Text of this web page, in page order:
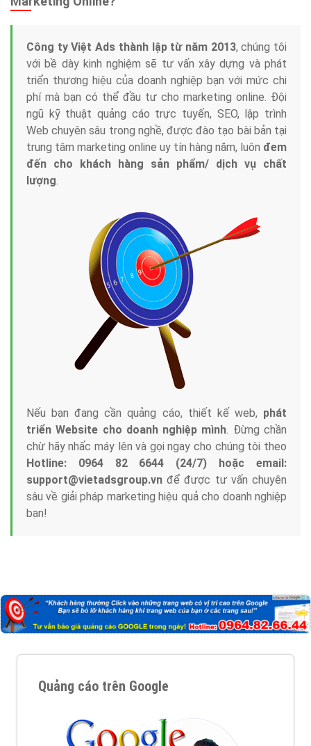
Công ty Việt Ads thành lập từ năm 2013, chúng tôi
với bề dày kinh nghiệm sẽ tư vấn xây dựng và phát
triển thương hiệu của doanh nghiệp bạn với mức chi
phí mà bạn có thể đầu tư cho marketing online. Đội
ngũ kỹ thuật quảng cáo trực tuyến, SEO, lập trình
Web chuyên sâu trong nghề, được đào tạo bài bản tại
trung tâm marketing online uy tín hàng năm, luôn đem
đến cho khách hàng sản phẩm/ dịch vụ chất
lượng.
Nếu bạn đang cần quảng cáo, thiết kế web, phát
triển Website cho doanh nghiệp mình. Đừng chần
chừ hãy nhấc máy lên và gọi ngay cho chúng tôi theo
Hotline: 0964 82 6644 (24/7) hoặc email:
support@vietadsgroup.vn để được tư vấn chuyên
sâu về giải pháp marketing hiệu quả cho doanh nghiệp
bạn!
Quảng cáo trên Google